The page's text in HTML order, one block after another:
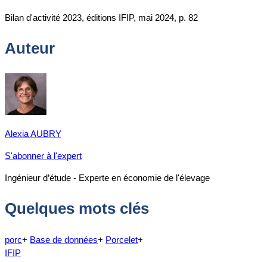
Bilan d'activité 2023, éditions IFIP, mai 2024, p. 82
Auteur
Alexia AUBRY
S'abonner à l'expert
Ingénieur d’étude - Experte en économie de l'élevage
Quelques mots clés
porc+ Base de données+ Porcelet+
IFIP